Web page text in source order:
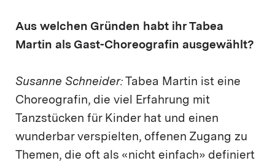
Aus welchen Gründen habt ihr Tabea
Martin als Gast-Choreografin ausgewählt?
Susanne Schneider: Tabea Martin ist eine
Choreografin, die viel Erfahrung mit
Tanzstücken für Kinder hat und einen
wunderbar verspielten, offenen Zugang zu
Themen, die oft als «nicht einfach» definiert